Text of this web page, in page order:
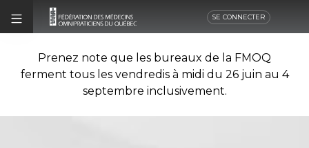
SE CONNECTER
Prenez note que les bureaux de la FMOQ
ferment tous les vendredis à midi du 26 juin au 4
septembre inclusivement.